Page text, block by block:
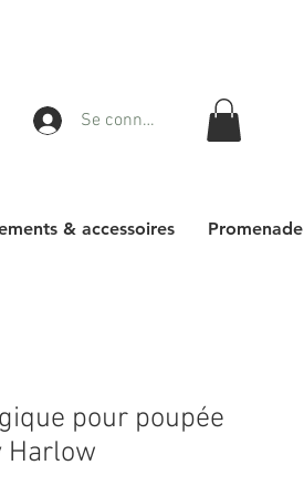
Se connecter
& accessoires Promenade
pour poupée
Harlow